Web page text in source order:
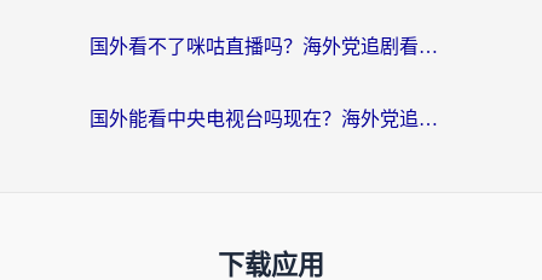
国外看不了咪咕直播吗？海外党追剧看片的加速器选择指南
国外能看中央电视台吗现在？海外党追剧看央视的实用指南
下载应用